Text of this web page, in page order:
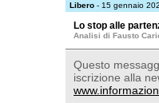
Libero - 15 gennaio
Lo stop alle
Analisi di Fausto
Questo
iscrizione alla